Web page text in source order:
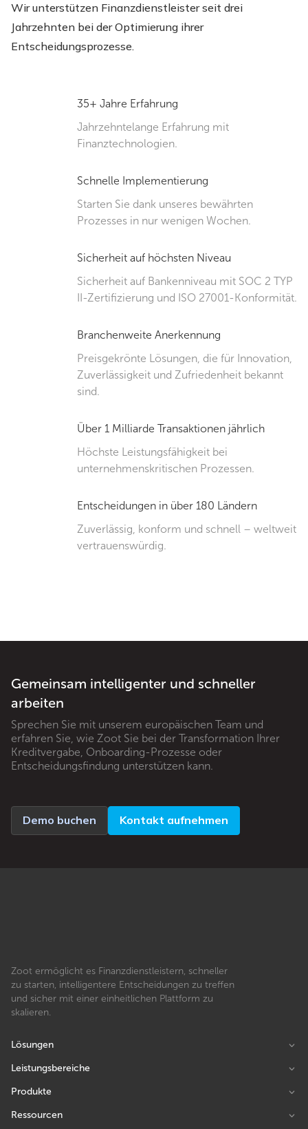
Wir unterstützen Finanzdienstleister seit drei
Jahrzehnten bei der Optimierung ihrer
Entscheidungsprozesse.
35+ Jahre Erfahrung
Jahrzehntelange Erfahrung mit
Finanztechnologien.
Schnelle Implementierung
Starten Sie dank unseres bewährten
Prozesses in nur wenigen Wochen.
Sicherheit auf höchsten Niveau
Sicherheit auf Bankenniveau mit SOC 2 TYP
II-Zertifizierung und ISO 27001-Konformität.
Branchenweite Anerkennung
Preisgekrönte Lösungen, die für Innovation,
Zuverlässigkeit und Zufriedenheit bekannt
sind.
Über 1 Milliarde Transaktionen jährlich
Höchste Leistungsfähigkeit bei
unternehmenskritischen Prozessen.
Entscheidungen in über 180 Ländern
Zuverlässig, konform und schnell – weltweit
vertrauenswürdig.
Gemeinsam intelligenter und schneller
arbeiten
Sprechen Sie mit unserem europäischen Team und
erfahren Sie, wie Zoot Sie bei der Transformation Ihrer
Kreditvergabe, Onboarding-Prozesse oder
Entscheidungsfindung unterstützen kann.
Demo buchen Kontakt aufnehmen
Zoot ermöglicht es Finanzdienstleistern, schneller
zu starten, intelligentere Entscheidungen zu treffen
und sicher mit einer einheitlichen Plattform zu
skalieren.
Lösungen
Leistungsbereiche
Produkte
Ressourcen